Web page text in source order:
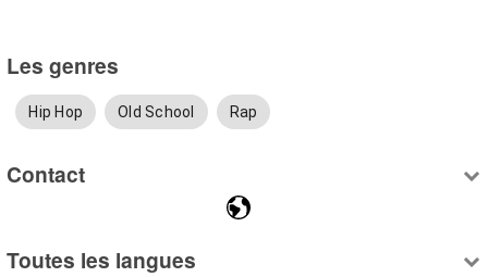
Les genres
Hip Hop Old School Rap
Contact
Toutes les langues